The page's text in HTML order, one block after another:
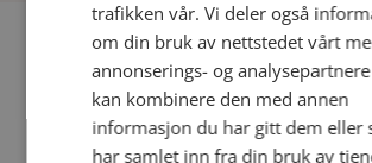
Fler single
Flere singlemenn fra Lunner :Kirill ,Gorm,
Kvinner fra Lunner
trafikken vår. Vi deler også
om din bruk av nettstedet vårt
annonserings- og
kan kombinere den med annen
informasjon du har gitt dem eller
har samlet inn fra din bruk av